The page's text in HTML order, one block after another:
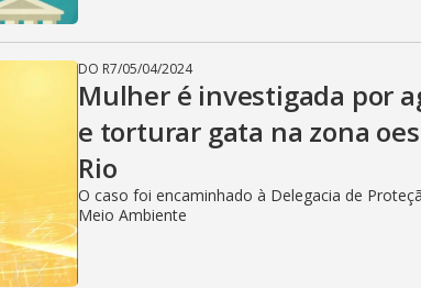
DO R7/05/04/2024
Mulher é investigada por
e torturar gata na zona
Rio
O caso foi encaminhado à Delegacia de
Meio Ambiente